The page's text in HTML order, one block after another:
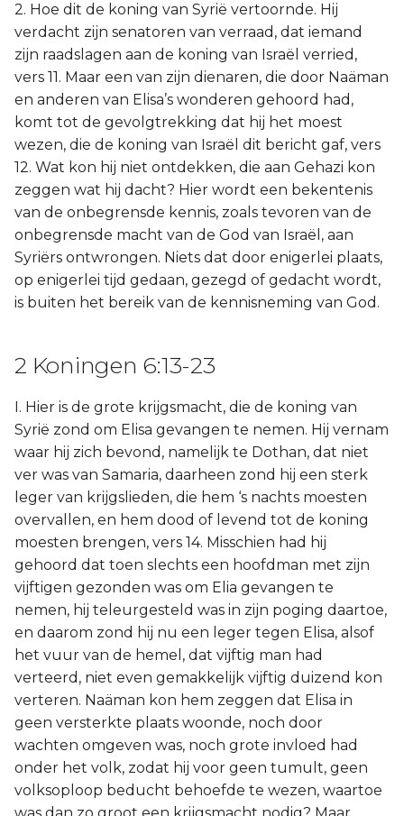
2. Hoe dit de koning van Syrië vertoornde. Hij
verdacht zijn senatoren van verraad, dat iemand
zijn raadslagen aan de koning van Israël verried,
vers 11. Maar een van zijn dienaren, die door Naäman
en anderen van Elisa’s wonderen gehoord had,
komt tot de gevolgtrekking dat hij het moest
wezen, die de koning van Israël dit bericht gaf, vers
12. Wat kon hij niet ontdekken, die aan Gehazi kon
zeggen wat hij dacht? Hier wordt een bekentenis
van de onbegrensde kennis, zoals tevoren van de
onbegrensde macht van de God van Israël, aan
Syriërs ontwrongen. Niets dat door enigerlei plaats,
op enigerlei tijd gedaan, gezegd of gedacht wordt,
is buiten het bereik van de kennisneming van God.
2 Koningen 6:13-23
I. Hier is de grote krijgsmacht, die de koning van
Syrië zond om Elisa gevangen te nemen. Hij vernam
waar hij zich bevond, namelijk te Dothan, dat niet
ver was van Samaria, daarheen zond hij een sterk
leger van krijgslieden, die hem ‘s nachts moesten
overvallen, en hem dood of levend tot de koning
moesten brengen, vers 14. Misschien had hij
gehoord dat toen slechts een hoofdman met zijn
vijftigen gezonden was om Elia gevangen te
nemen, hij teleurgesteld was in zijn poging daartoe,
en daarom zond hij nu een leger tegen Elisa, alsof
het vuur van de hemel, dat vijftig man had
verteerd, niet even gemakkelijk vijftig duizend kon
verteren. Naäman kon hem zeggen dat Elisa in
geen versterkte plaats woonde, noch door
wachten omgeven was, noch grote invloed had
onder het volk, zodat hij voor geen tumult, geen
volksoploop beducht behoefde te wezen, waartoe